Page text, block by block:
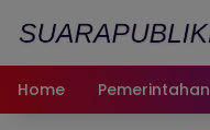
Home
Pemerintahan